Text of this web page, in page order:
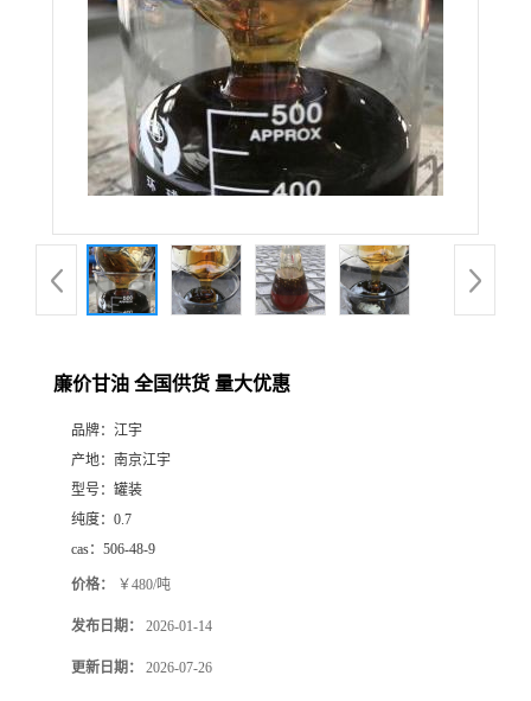
廉价甘油 全国供货 量大优惠
品牌： 江宇
产地： 南京江宇
型号： 罐装
纯度： 0.7
cas： 506-48-9
价格： ￥480/吨
发布日期： 2026-01-14
更新日期： 2026-07-26